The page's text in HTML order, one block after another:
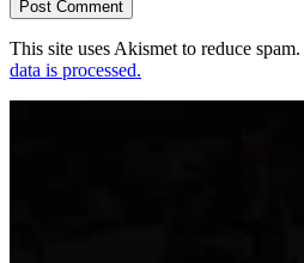
This site uses Akismet to reduce spam.
data is processed.